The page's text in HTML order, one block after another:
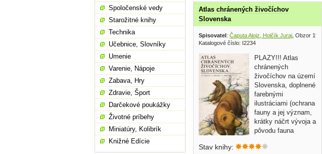
Atlas chránených živočíchov
Slovenska
Spisovatel: Čaputa Alojz, Holčík Juraj , Obzor 1987
Katalogové číslo: I2234
PLAZY!!! Atlas
chránených
živočíchov na území
Slovenska, doplnené
farebnými
ilustráciami (ochrana
fauny a jej význam,
krátky náčrt vývoja a
pôvodu fauna
Stav knihy:
Spoločenské vedy
Starožitné knihy
Technika
Učebnice, Slovníky
Umenie
Varenie, Nápoje
Zabava, Hry
Zdravie, Šport
Darčekové poukážky
Životné príbehy
Miniatúry, Kolibrík
Knižné Edície